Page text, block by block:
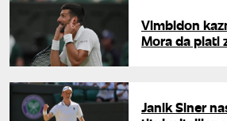
Vimbldon
Mora da plati
Janik Siner